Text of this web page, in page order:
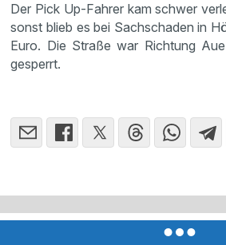
Der Pick Up-Fahrer kam schwer
sonst blieb es bei Sachschaden in
Euro. Die Straße war Richtung
gesperrt.